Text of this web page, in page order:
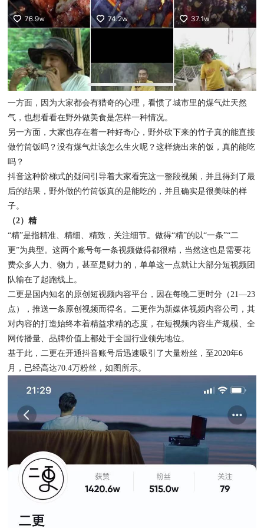
一方面，因为大家都会有猎奇的心理，看惯了城市里的煤气灶天然
气，也想看看在野外做美食是怎样一种情况。
另一方面，大家也存在着一种好奇心，野外砍下来的竹子真的能直接
做竹筒饭吗？没有煤气灶该怎么生火呢？这样烧出来的饭，真的能吃
吗？
抖音这种阶梯式的疑问引导着大家看完这一整段视频，并且得到了最
后的结果，野外做的竹筒饭真的是能吃的，并且确实是很美味的样
子。
（2）精
“精”是指精准、精细、精致，关注细节。做得“精”的以“一条”“二
更”为典型。这两个账号每一条视频做得都很精，当然这也是需要花
费众多人力、物力，甚至是财力的，单单这一点就让大部分短视频团
队输在了起跑线上。
二更是国内知名的原创短视频内容平台，因在每晚二更时分（21—23
点），推送一条原创视频而得名。二更作为新媒体视频内容公司，其
对内容的打造始终本着精益求精的态度，在短视频内容生产规模、全
网传播量、品牌价值上都处于全国行业领先地位。
基于此，二更在开通抖音账号后迅速吸引了大量粉丝，至2020年6
月，已经高达70.4万粉丝，如图所示。